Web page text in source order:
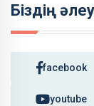
Біздің
facebook
youtube